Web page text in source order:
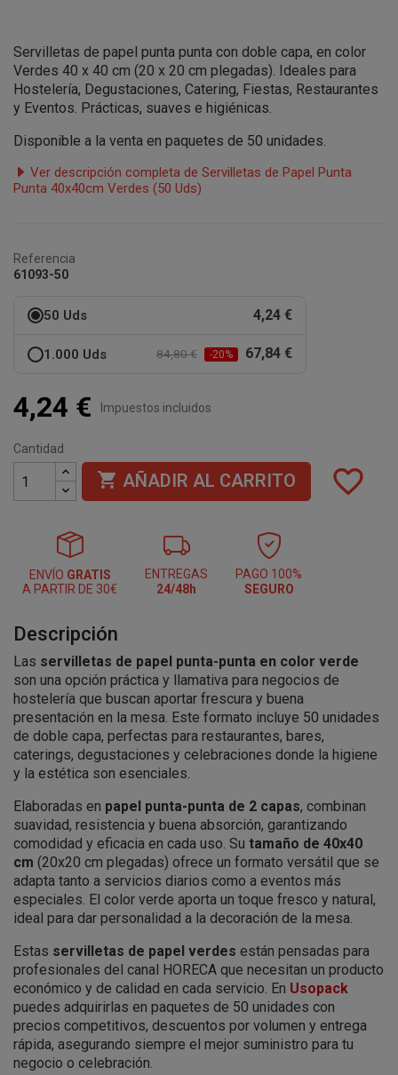
Servilletas de papel punta punta con doble capa, en color
Verdes 40 x 40 cm (20 x 20 cm plegadas). Ideales para
Hostelería, Degustaciones, Catering, Fiestas, Restaurantes
y Eventos. Prácticas, suaves e higiénicas.
Disponible a la venta en paquetes de 50 unidades.
Ver descripción completa de Servilletas de Papel Punta
Punta 40x40cm Verdes (50 Uds)
Referencia
61093-50
50 Uds 4,24 €
1.000 Uds 84,80 € -20% 67,84 €
4,24 € Impuestos incluidos
Cantidad
 AÑADIR AL CARRITO favorite_border
ENVÍO GRATIS
A PARTIR DE 30€
ENTREGAS
24/48h
PAGO 100%
SEGURO
Descripción
Las servilletas de papel punta-punta en color verde
son una opción práctica y llamativa para negocios de
hostelería que buscan aportar frescura y buena
presentación en la mesa. Este formato incluye 50 unidades
de doble capa, perfectas para restaurantes, bares,
caterings, degustaciones y celebraciones donde la higiene
y la estética son esenciales.
Elaboradas en papel punta-punta de 2 capas, combinan
suavidad, resistencia y buena absorción, garantizando
comodidad y eficacia en cada uso. Su tamaño de 40x40
cm (20x20 cm plegadas) ofrece un formato versátil que se
adapta tanto a servicios diarios como a eventos más
especiales. El color verde aporta un toque fresco y natural,
ideal para dar personalidad a la decoración de la mesa.
Estas servilletas de papel verdes están pensadas para
profesionales del canal HORECA que necesitan un producto
económico y de calidad en cada servicio. En Usopack
puedes adquirirlas en paquetes de 50 unidades con
precios competitivos, descuentos por volumen y entrega
rápida, asegurando siempre el mejor suministro para tu
negocio o celebración.